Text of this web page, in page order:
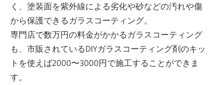
く、塗装面を紫外線による劣化や砂などの汚れや傷
から保護できるガラスコーティング。
専門店で数万円の料金がかかるガラスコーティング
も、市販されているDIYガラスコーティング剤のキッ
トを使えば2000〜3000円で施工することができま
す。